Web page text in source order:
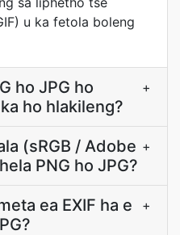
u ka fetola boleng
ho JPG ho
ho hlakileng?
+
(sRGB / Adobe
PNG ho JPG?
+
ea EXIF ha e
+